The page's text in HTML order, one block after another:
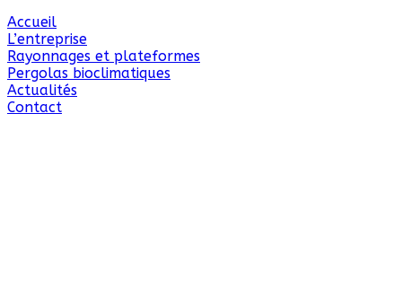
Accueil
L’entreprise
Rayonnages et plateformes
Pergolas bioclimatiques
Actualités
Contact